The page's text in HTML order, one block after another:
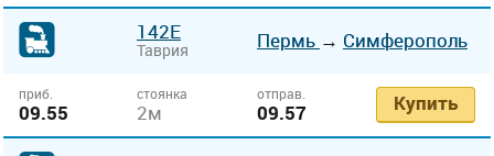
142Е
Таврия Пермь → Симферополь
приб.
09.55
стоянка
2м
отправ.
09.57 Купить